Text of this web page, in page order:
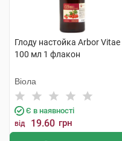
Глоду настойка Arbor Vitae
100 мл 1 флакон
Віола
Є в наявності
від 19.60 грн